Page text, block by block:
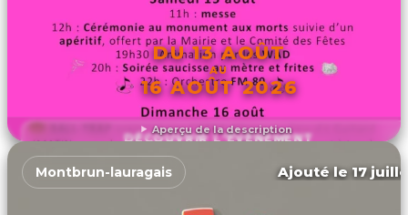
Aperçu de la description
DU 13 AOÛT
AU
16 AOÛT 2026
DÉCOUVRIR L'ÉVÉNEMENT
Montbrun-lauragais Ajouté le 17